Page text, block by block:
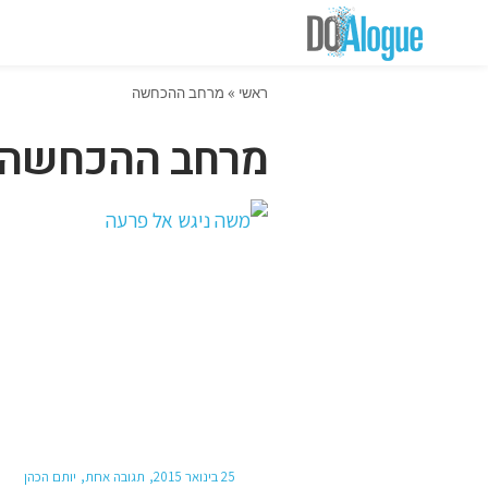
ראשי » מרחב ההכחשה
מרחב ההכחשה
25 בינואר 2015 תגובה אחת יותם הכהן